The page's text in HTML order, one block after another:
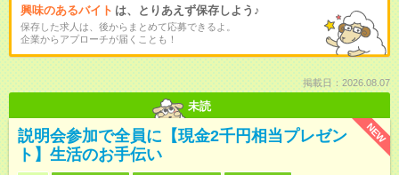
興味のあるバイト は、とりあえず保存しよう♪
保存した求人は、後からまとめて応募できるよ。
企業からアプローチが届くことも！
掲載日：2026.08.07
未読
NEW
説明会参加で全員に【現金2千円相当プレゼン
ト】生活のお手伝い